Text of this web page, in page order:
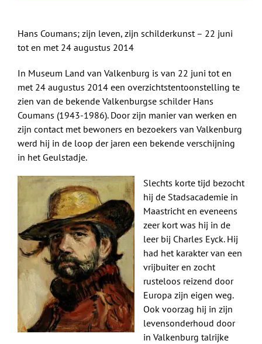
Hans Coumans; zijn leven, zijn schilderkunst – 22 juni
tot en met 24 augustus 2014
In Museum Land van Valkenburg is van 22 juni tot en
met 24 augustus 2014 een overzichtstentoonstelling te
zien van de bekende Valkenburgse schilder Hans
Coumans (1943-1986). Door zijn manier van werken en
zijn contact met bewoners en bezoekers van Valkenburg
werd hij in de loop der jaren een bekende verschijning
in het Geulstadje.
Slechts korte tijd bezocht
hij de Stadsacademie in
Maastricht en eveneens
zeer kort was hij in de
leer bij Charles Eyck. Hij
had het karakter van een
vrijbuiter en zocht
rusteloos reizend door
Europa zijn eigen weg.
Ook voorzag hij in zijn
levensonderhoud door
in Valkenburg talrijke